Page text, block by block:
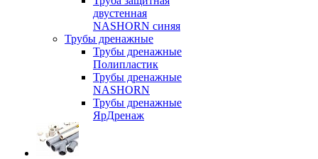
двустенная
NASHORN синяя
Трубы дренажные
Трубы дренажные
Полипластик
Трубы дренажные
NASHORN
Трубы дренажные
ЯрДренаж